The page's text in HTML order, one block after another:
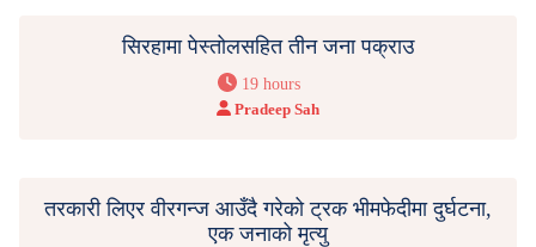
सिरहामा पेस्तोलसहित तीन जना पक्राउ
19 hours
Pradeep Sah
तरकारी लिएर वीरगन्ज आउँदै गरेको ट्रक भीमफेदीमा दुर्घटना,
एक जनाको मृत्यु